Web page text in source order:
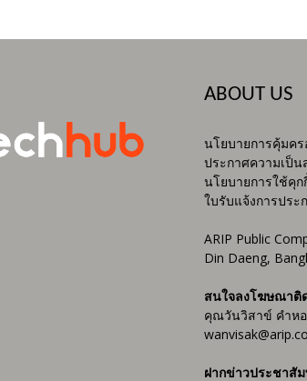
ABOUT US
นโยบายการคุ้มค
ประกาศความเป็น
นโยบายการใช้คุก
ใบรับแจ้งการปร
ARIP Public
Din Daeng,
สนใจลงโฆษณาติ
คุณวันวิสาข์ คำห
ฝากข่าวประชาสั